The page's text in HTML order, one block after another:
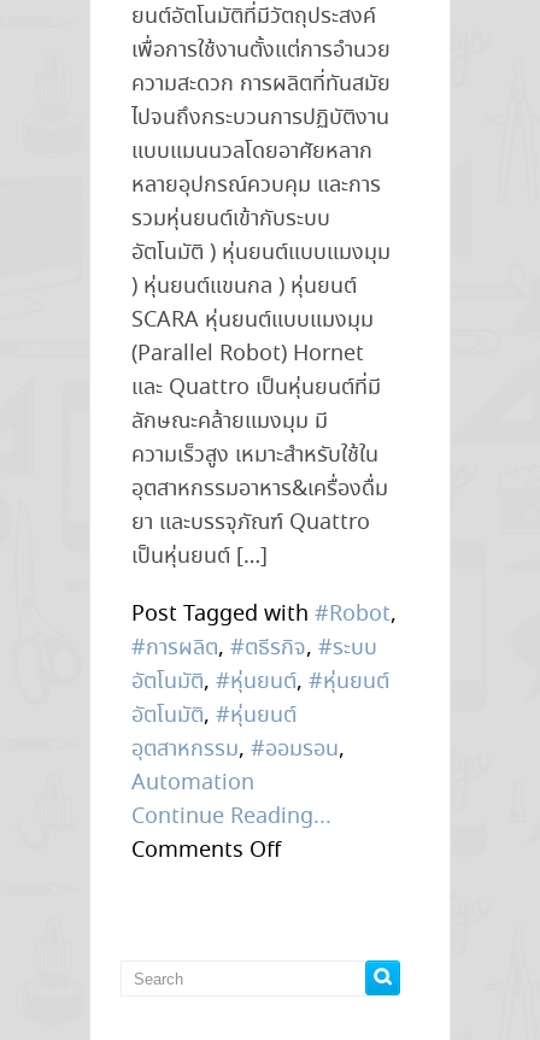
ยนต์อัตโนมัติที่มีวัตถุประสงค์
เพื่อการใช้งานตั้งแต่การอำนวย
ความสะดวก การผลิตที่ทันสมัย
ไปจนถึงกระบวนการปฏิบัติงาน
แบบแมนนวลโดยอาศัยหลาก
หลายอุปกรณ์ควบคุม และการ
รวมหุ่นยนต์เข้ากับระบบ
อัตโนมัติ ) หุ่นยนต์แบบแมงมุม
) หุ่นยนต์แขนกล ) หุ่นยนต์
SCARA หุ่นยนต์แบบแมงมุม
(Parallel Robot) Hornet
และ Quattro เป็นหุ่นยนต์ที่มี
ลักษณะคล้ายแมงมุม มี
ความเร็วสูง เหมาะสำหรับใช้ใน
อุตสาหกรรมอาหาร&เครื่องดื่ม
ยา และบรรจุภัณฑ์ Quattro
เป็นหุ่นยนต์ […]
Post Tagged with #Robot,
#การผลิต, #ตธีรกิจ, #ระบบ
อัตโนมัติ, #หุ่นยนต์, #หุ่นยนต์
อัตโนมัติ, #หุ่นยนต์
อุตสาหกรรม, #ออมรอน,
Automation
Continue Reading...
Comments Offon